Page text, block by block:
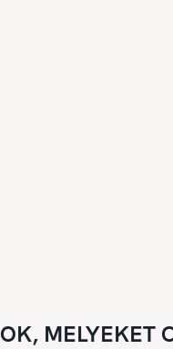
MELYEKET